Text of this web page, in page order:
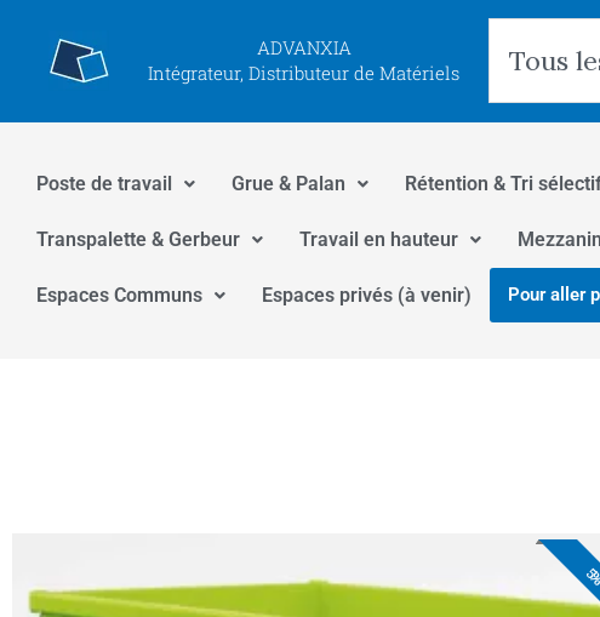
contenu
ADVANXIA
Intégrateur, Distributeur de Matériels
Poste de travail Grue & Palan Rétention & Tri
Transpalette & Gerbeur Travail en hauteur
Espaces Communs Espaces privés (à venir) Pour aller